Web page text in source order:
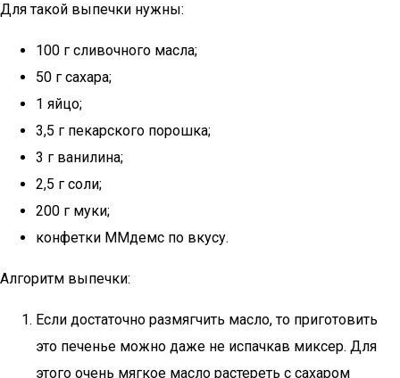
Для такой выпечки нужны:
100 г сливочного масла;
50 г сахара;
1 яйцо;
3,5 г пекарского порошка;
3 г ванилина;
2,5 г соли;
200 г муки;
конфетки ММдемс по вкусу.
Алгоритм выпечки:
Если достаточно размягчить масло, то приготовить
это печенье можно даже не испачкав миксер. Для
этого очень мягкое масло растереть с сахаром